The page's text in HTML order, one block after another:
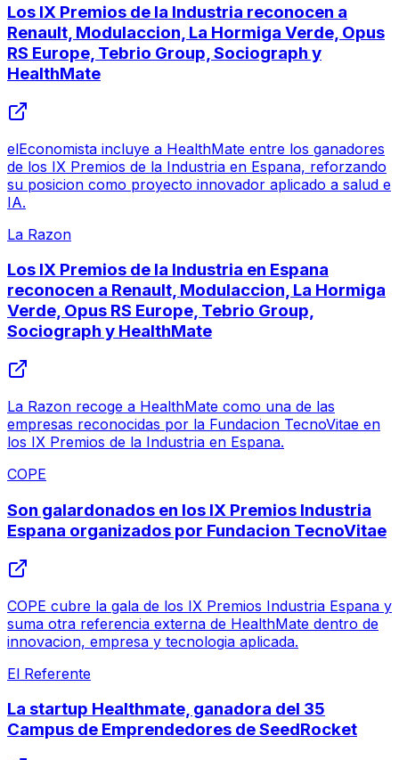
Los IX Premios de la Industria reconocen a
Renault, Modulaccion, La Hormiga Verde, Opus
RS Europe, Tebrio Group, Sociograph y
HealthMate
elEconomista incluye a HealthMate entre los ganadores
de los IX Premios de la Industria en Espana, reforzando
su posicion como proyecto innovador aplicado a salud e
IA.
La Razon
Los IX Premios de la Industria en Espana
reconocen a Renault, Modulaccion, La Hormiga
Verde, Opus RS Europe, Tebrio Group,
Sociograph y HealthMate
La Razon recoge a HealthMate como una de las
empresas reconocidas por la Fundacion TecnoVitae en
los IX Premios de la Industria en Espana.
COPE
Son galardonados en los IX Premios Industria
Espana organizados por Fundacion TecnoVitae
COPE cubre la gala de los IX Premios Industria Espana y
suma otra referencia externa de HealthMate dentro de
innovacion, empresa y tecnologia aplicada.
El Referente
La startup Healthmate, ganadora del 35
Campus de Emprendedores de SeedRocket